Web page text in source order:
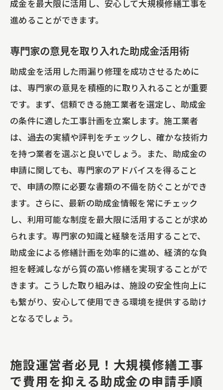
成金を最大限に活用し、安心して大規模修繕工事を
進めることができます。
専門家の意見を取り入れた助成金活用術
助成金を活用した雨漏り修理を成功させるために
は、専門家の意見を積極的に取り入れることが重要
です。まず、信頼できる施工業者を選定し、助成金
の条件に適した工事計画を立案します。施工業者
は、過去の実績や評判をチェックし、確かな技術力
を持つ業者を選ぶと良いでしょう。また、助成金の
申請に関しても、専門家のアドバイスを得ること
で、申請の際に必要な書類の不備を防ぐことができ
ます。さらに、最新の助成金情報を常にチェック
し、利用可能な制度を最大限に活用することが求め
られます。専門家の知識と経験を活用することで、
助成金による修繕計画を効率的に進め、経済的な負
担を軽減しながら質の高い修繕を実現することがで
きます。こうした取り組みは、施設の安全性向上に
も繋がり、安心して使用できる環境を提供する助け
となるでしょう。
施設運営者必見！大規模修繕工事
で費用を抑える助成金の申請手順